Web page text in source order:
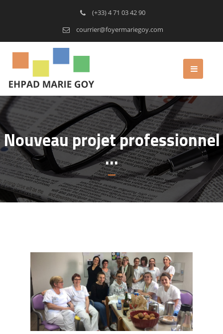
(+33) 4 71 03 42 90
courrier@foyermariegoy.com
Nouveau projet professionnel
…